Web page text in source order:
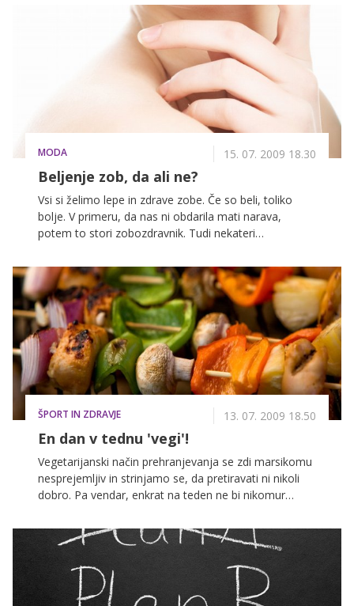
MODA 15. 07. 2009 18.30
Beljenje zob, da ali ne?
Vsi si želimo lepe in zdrave zobe. Če so beli, toliko
bolje. V primeru, da nas ni obdarila mati narava,
potem to stori zobozdravnik. Tudi nekateri
od nekdaj. Ne verjamete?
ŠPORT IN ZDRAVJE 13. 07. 2009 18.50
En dan v tednu 'vegi'!
Vegetarijanski način prehranjevanja se zdi marsikomu
nesprejemljiv in strinjamo se, da pretiravati ni nikoli
dobro. Pa vendar, enkrat na teden ne bi nikomur